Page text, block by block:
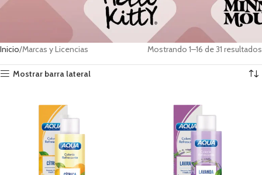
Inicio Marcas y Licencias Mostrando 1–16 de 31 resultados
Mostrar barra lateral